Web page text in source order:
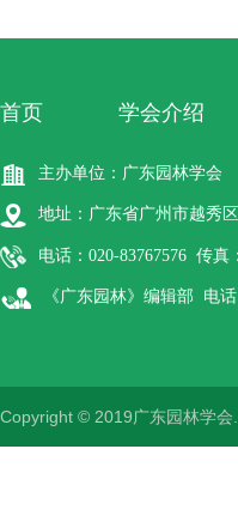
首页 学会介绍
主办单位：广东园林学会
地址：广东省广州市越秀
电话：020-83767576 传真
《广东园林》编辑部 电
Copyright © 2019广东园林学会.